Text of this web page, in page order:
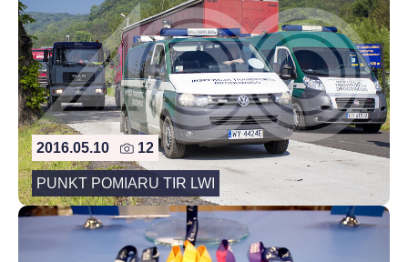
2016.05.10 12
PUNKT POMIARU TIR LWI